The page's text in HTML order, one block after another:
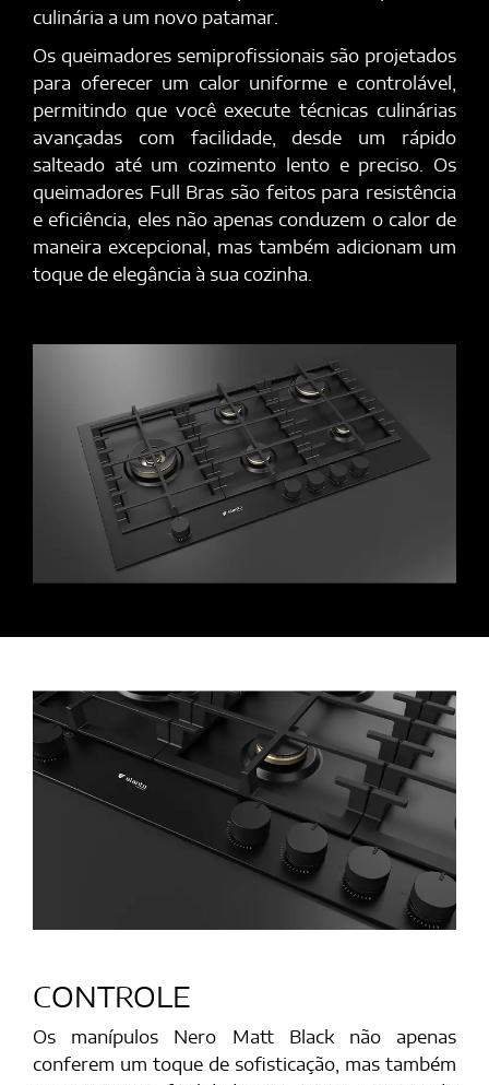
culinária a um novo patamar.
Os queimadores semiprofissionais são projetados
para oferecer um calor uniforme e controlável,
permitindo que você execute técnicas culinárias
avançadas com facilidade, desde um rápido
salteado até um cozimento lento e preciso. Os
queimadores Full Bras são feitos para resistência
e eficiência, eles não apenas conduzem o calor de
maneira excepcional, mas também adicionam um
toque de elegância à sua cozinha.
CONTROLE
Os manípulos Nero Matt Black não apenas
conferem um toque de sofisticação, mas também